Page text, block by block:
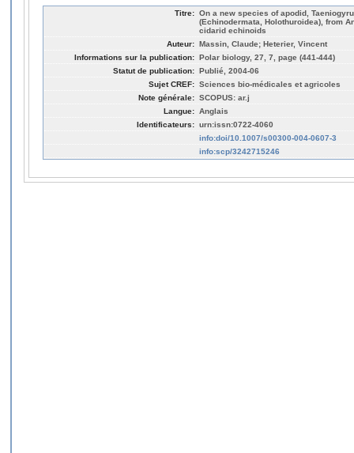
Titre: On a new species of apodid,
(Echinodermata, Holothuroidea), from
cidarid echinoids
Auteur: Massin, Claude; Heterier, Vincent
Informations sur la publication: Polar biology, 27, 7, page (441-444)
Statut de publication: Publié, 2004-06
Sujet CREF: Sciences bio-médicales et agricoles
Note générale: SCOPUS: ar.j
Langue: Anglais
Identificateurs: urn:issn:0722-4060
info:doi/10.1007/s00300-004-0607-3
info:scp/3242715246